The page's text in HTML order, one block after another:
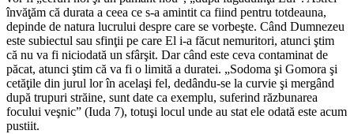
învăţăm că durata a ceea ce s-a amintit ca fiind pentru totdeauna,
depinde de natura lucrului despre care se vorbeşte. Când Dumnezeu
este subiectul sau sfinţii pe care El i-a făcut nemuritori, atunci ştim
că nu va fi niciodată un sfârşit. Dar când este ceva contaminat de
păcat, atunci ştim că va fi o limită a duratei. „Sodoma şi Gomora şi
cetăţile din jurul lor în acelaşi fel, dedându-se la curvie şi mergând
după trupuri străine, sunt date ca exemplu, suferind răzbunarea
focului veşnic” (Iuda 7), totuşi locul unde au stat ele odată este acum
pustiit.